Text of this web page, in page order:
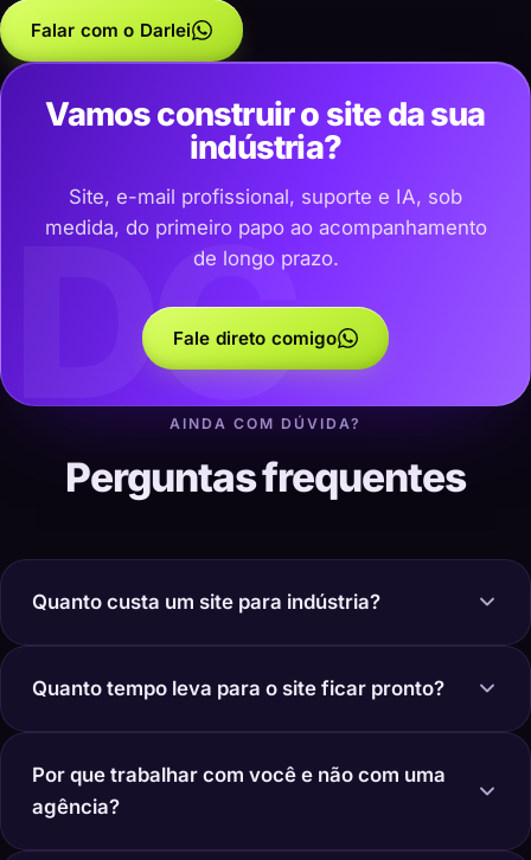
Falar com o Darlei
DC
Vamos construir o site da sua
indústria?
Site, e-mail profissional, suporte e IA, sob
medida, do primeiro papo ao acompanhamento
de longo prazo.
Fale direto comigo
AINDA COM DÚVIDA?
Perguntas frequentes
Quanto custa um site para indústria?
Quanto tempo leva para o site ficar pronto?
Por que trabalhar com você e não com uma
agência?